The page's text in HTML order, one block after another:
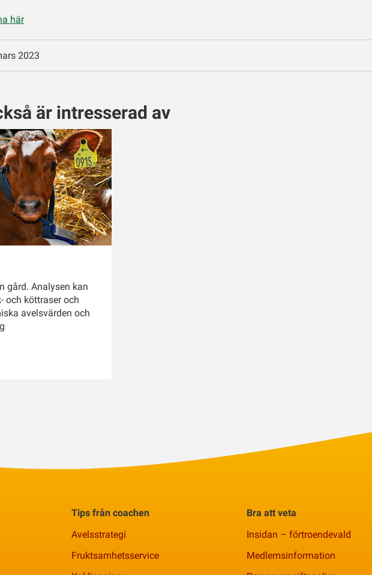
här
2023
är intresserad av
gård. Analysen kan
och köttraser och
avelsvärden och
Tips från coachen
Avelsstrategi
Fruktsamhetsservice
Bra att veta
Insidan – förtroendevald
Medlemsinformation